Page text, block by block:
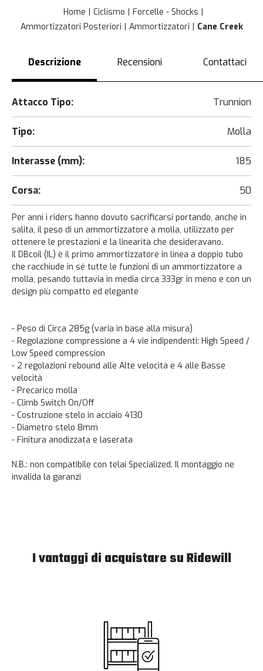
Home Ciclismo
Forcelle - Shocks
Ammortizzatori Posteriori
Ammortizzatori Cane Creek
Descrizione Recensioni Contattaci
Attacco Tipo: Trunnion
Tipo: Molla
Interasse (mm): 185
Corsa: 50
Per anni i riders hanno dovuto sacrificarsi portando, anche in
salita, il peso di un ammortizzatore a molla, utilizzato per
ottenere le prestazioni e la linearità che desideravano.
Il DBcoil (IL) è il primo ammortizzatore in linea a doppio tubo
che racchiude in sé tutte le funzioni di un ammortizzatore a
molla, pesando tuttavia in media circa 333gr in meno e con un
design più compatto ed elegante
- Peso di Circa 285g (varia in base alla misura)
- Regolazione compressione a 4 vie indipendenti: High Speed /
Low Speed compression
- 2 regolazioni rebound alle Alte velocità e 4 alle Basse
velocità
- Precarico molla
- Climb Switch On/Off
- Costruzione stelo in acciaio 4130
- Diametro stelo 8mm
- Finitura anodizzata e laserata
N.B.: non compatibile con telai Specialized. Il montaggio ne
invalida la garanzi
I vantaggi di acquistare su Ridewill